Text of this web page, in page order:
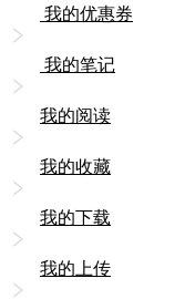
我的优惠券
我的笔记
我的阅读
我的收藏
我的下载
我的上传